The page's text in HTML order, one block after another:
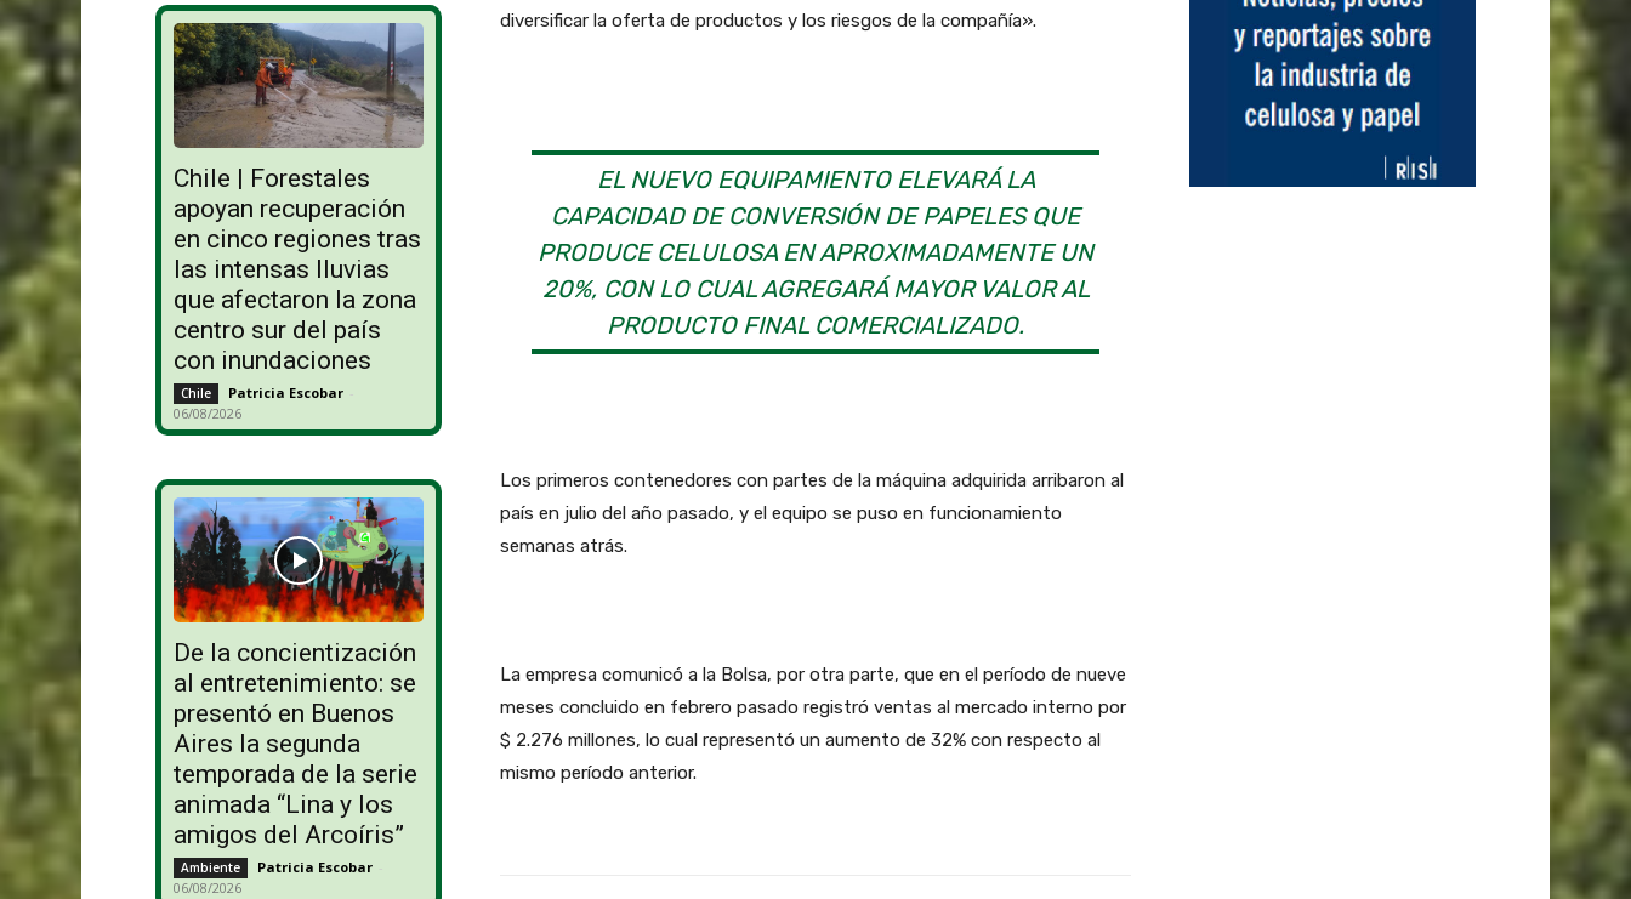
Chile | Forestales
apoyan recuperación
en cinco regiones tras
las intensas lluvias
que afectaron la zona
centro sur del país
con inundaciones
Chile Patricia Escobar -
06/08/2026
De la concientización
al entretenimiento: se
presentó en Buenos
Aires la segunda
temporada de la serie
animada “Lina y los
amigos del Arcoíris”
Ambiente Patricia Escobar -
06/08/2026
diversificar la oferta de productos y los riesgos de la compañía».
EL NUEVO EQUIPAMIENTO ELEVARÁ LA
CAPACIDAD DE CONVERSIÓN DE PAPELES QUE
PRODUCE CELULOSA EN APROXIMADAMENTE UN
20%, CON LO CUAL AGREGARÁ MAYOR VALOR AL
PRODUCTO FINAL COMERCIALIZADO.
Los primeros contenedores con partes de la máquina adquirida arribaron al
país en julio del año pasado, y el equipo se puso en funcionamiento
semanas atrás.
La empresa comunicó a la Bolsa, por otra parte, que en el período de nueve
meses concluido en febrero pasado registró ventas al mercado interno por
$ 2.276 millones, lo cual representó un aumento de 32% con respecto al
mismo período anterior.